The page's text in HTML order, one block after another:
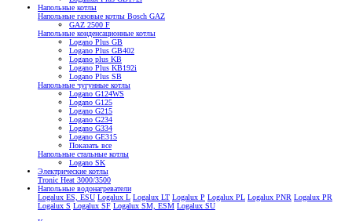
Напольные котлы
Напольные газовые котлы Bosch GAZ
GAZ 2500 F
Напольные конденсационные котлы
Logano Plus GB
Logano Plus GB402
Logano plus KB
Logano Plus KB192i
Logano Plus SB
Напольные чугунные котлы
Logano G124WS
Logano G125
Logano G215
Logano G234
Logano G334
Logano GE315
Показать все
Напольные стальные котлы
Logano SK
Электрические котлы
Tronic Heat 3000/3500
Напольные водонагреватели
Logalux ES, ESU Logalux L Logalux LT Logalux P Logalux PL Logalux PNR Logalux PR
Logalux S Logalux SF Logalux SM, ESM Logalux SU